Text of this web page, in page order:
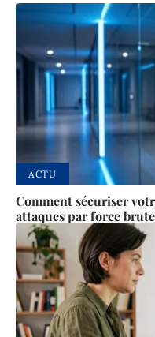
ACTU
Comment sécuriser
attaques par force brute